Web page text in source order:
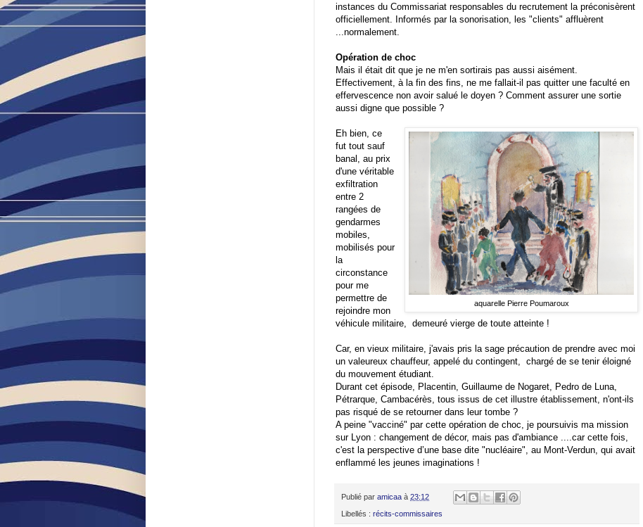
instances du Commissariat responsables du recrutement la préconisèrent
officiellement. Informés par la sonorisation, les "clients" affluèrent
...normalement.
Opération de choc
Mais il était dit que je ne m'en sortirais pas aussi aisément.
Effectivement, à la fin des fins, ne me fallait-il pas quitter une faculté en
effervescence non avoir salué le doyen ? Comment assurer une sortie
aussi digne que possible ?
aquarelle Pierre Poumaroux
Eh bien, ce
fut tout sauf
banal, au prix
d'une véritable
exfiltration
entre 2
rangées de
gendarmes
mobiles,
mobilisés pour
la
circonstance
pour me
permettre de
rejoindre mon
véhicule militaire, demeuré vierge de toute atteinte !
Car, en vieux militaire, j'avais pris la sage précaution de prendre avec moi
un valeureux chauffeur, appelé du contingent, chargé de se tenir éloigné
du mouvement étudiant.
Durant cet épisode, Placentin, Guillaume de Nogaret, Pedro de Luna,
Pétrarque, Cambacérès, tous issus de cet illustre établissement, n'ont-ils
pas risqué de se retourner dans leur tombe ?
A peine "vacciné" par cette opération de choc, je poursuivis ma mission
sur Lyon : changement de décor, mais pas d'ambiance ....car cette fois,
c'est la perspective d’une base dite "nucléaire", au Mont-Verdun, qui avait
enflammé les jeunes imaginations !
Publié par amicaa à 23:12
Libellés : récits-commissaires